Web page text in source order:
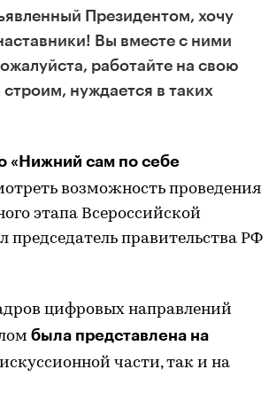
Президентом, хочу
Вы вместе с ними
работайте на свою
нуждается в таких
«Нижний сам по себе
возможность проведения
этапа Всероссийской
правительства РФ
цифровых направлений
была представлена на
части, так и на